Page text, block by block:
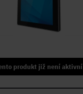
produkt již není aktivní